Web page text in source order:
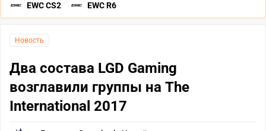
EWC CS2 EWC R6
Новость
Два состава LGD Gaming
возглавили группы на The
International 2017